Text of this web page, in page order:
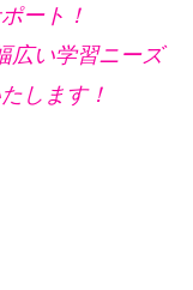
ート！
広い学習ニーズ
します！